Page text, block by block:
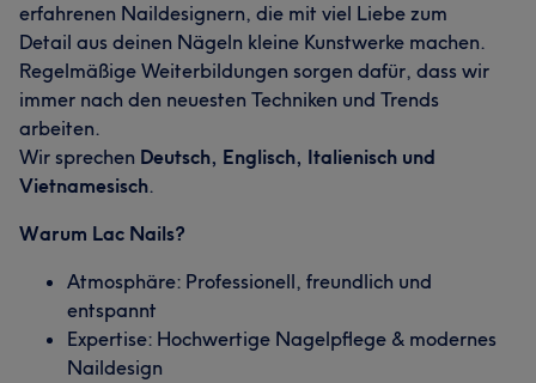
erfahrenen Naildesignern, die mit viel Liebe zum
Detail aus deinen Nägeln kleine Kunstwerke machen.
Regelmäßige Weiterbildungen sorgen dafür, dass wir
immer nach den neuesten Techniken und Trends
arbeiten.
Wir sprechen Deutsch, Englisch, Italienisch und
Vietnamesisch.
Warum Lac Nails?
Atmosphäre: Professionell, freundlich und
entspannt
Expertise: Hochwertige Nagelpflege & modernes
Naildesign